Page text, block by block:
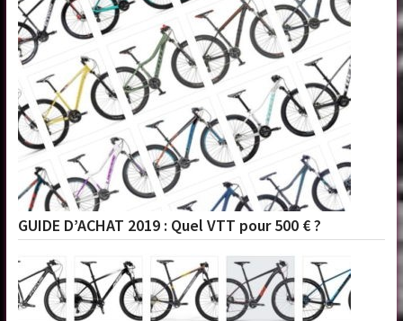
GUIDE D’ACHAT 2019 : Quel VTT pour 500 € ?